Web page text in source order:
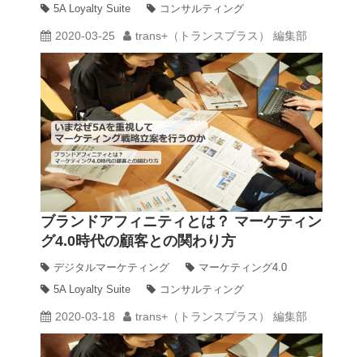
5A Loyalty Suite
コンサルティング
2020-03-25 trans+（トランスプラス） 編集部
ブランドアフィニティとは？ マーケティン
グ4.0時代の顧客との関わり方
デジタルマーケティング
マーケティング4.0
5A Loyalty Suite
コンサルティング
2020-03-18 trans+（トランスプラス） 編集部